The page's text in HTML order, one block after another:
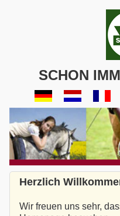
SCHON
Herzlich
Wir freuen uns sehr,